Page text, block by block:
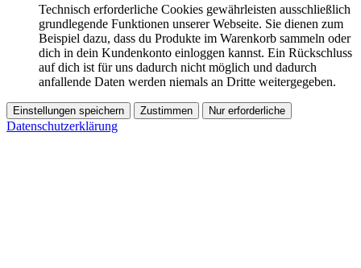
Technisch erforderliche Cookies gewährleisten ausschließlich
grundlegende Funktionen unserer Webseite. Sie dienen zum
Beispiel dazu, dass du Produkte im Warenkorb sammeln oder
dich in dein Kundenkonto einloggen kannst. Ein Rückschluss
auf dich ist für uns dadurch nicht möglich und dadurch
anfallende Daten werden niemals an Dritte weitergegeben.
Einstellungen speichern Zustimmen Nur erforderliche
Datenschutzerklärung